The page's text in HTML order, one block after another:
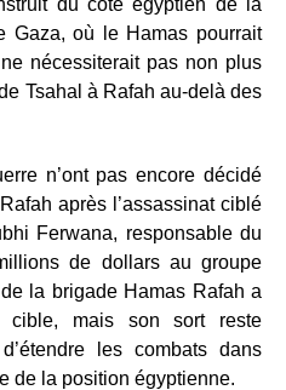
Gaza, où le Hamas pourrait
nécessiterait pas non plus
Tsahal à Rafah au-delà des
n’ont pas encore décidé
après l’assassinat ciblé
Ferwana, responsable du
de dollars au groupe
la brigade Hamas Rafah a
cible, mais son sort reste
les combats dans
de la position égyptienne.